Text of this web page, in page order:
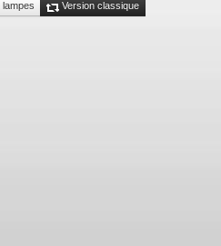
lampes Version classique